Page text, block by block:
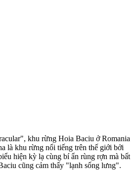
khu rừng Hoia Baciu ở Romania
là khu rừng nổi tiếng trên thế giới bởi
hiện kỳ lạ cùng bí ẩn rùng rợn mà bất
cũng cảm thấy "lạnh sống lưng".